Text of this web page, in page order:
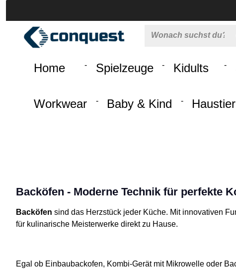
Home Spielzeuge Kidults
Workwear Baby & Kind
Backöfen - Moderne Technik für perfekte
Backöfen sind das Herzstück jeder Küche. Mit innovativen
für kulinarische Meisterwerke direkt zu Hause.
Egal ob Einbaubackofen, Kombi-Gerät mit Mikrowelle oder